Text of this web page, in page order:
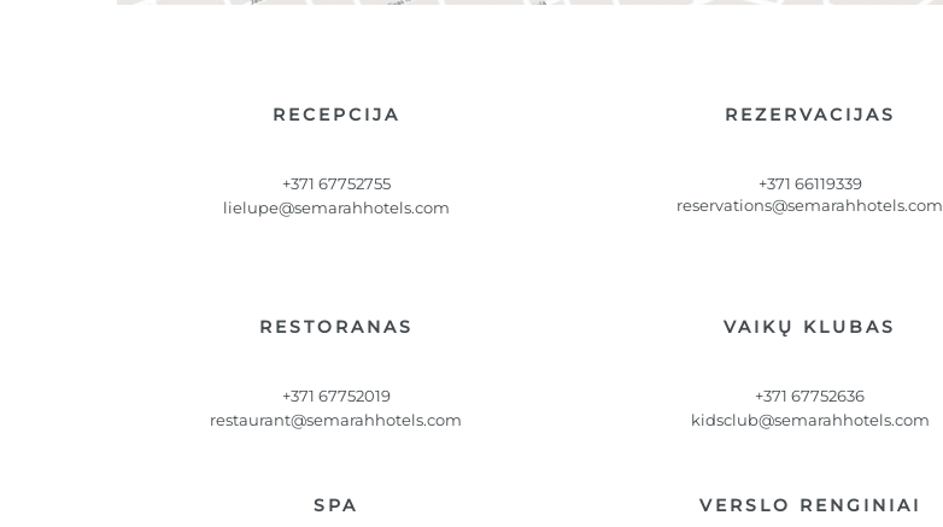
RECEPCIJA
+371 67752755
lielupe@semarahhotels.com
REZERVACIJAS
+371 66119339
reservations@semarahhotels.com
RESTORANAS
+371 67752019
restaurant@semarahhotels.com
SPA
VAIKŲ KLUBAS
+371 67752636
kidsclub@semarahhotels.com
VERSLO RENGINIAI